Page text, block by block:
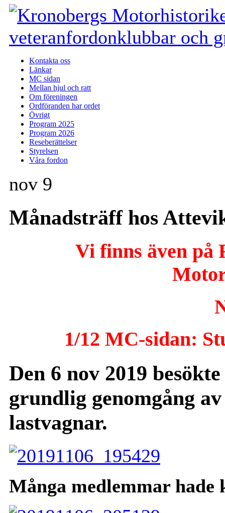
Kontakta oss
Länkar
MC sidan
Mellan hjul och ratt
Om föreningen
Ordföranden har ordet
Övrigt
Program 2025
Program 2026
Reseberättelser
Styrelsen
Våra fordon
nov 9
Månadsträff hos
Vi finns även på
1/12 MC-sidan:
Den 6 nov 2019
grundlig genomgång
lastvagnar.
Många medlemmar